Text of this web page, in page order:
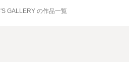
GALLERY の作品一覧